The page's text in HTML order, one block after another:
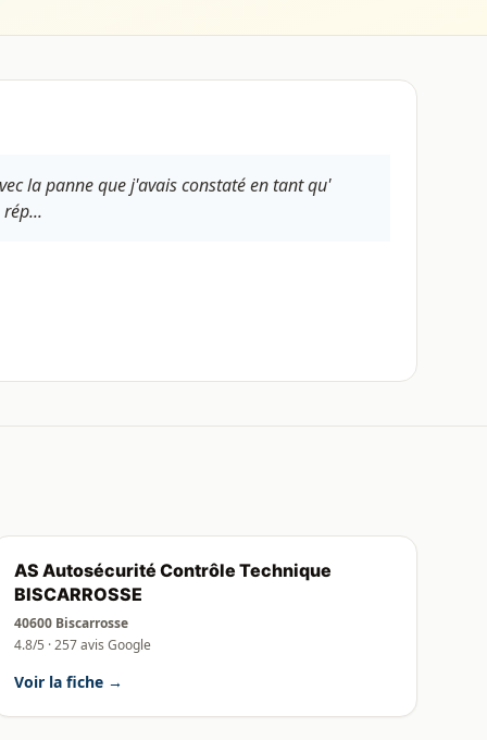
la panne que j'avais constaté en tant qu'
AS Autosécurité Contrôle Technique
BISCARROSSE
40600 Biscarrosse
4.8/5 · 257 avis Google
Voir la fiche →